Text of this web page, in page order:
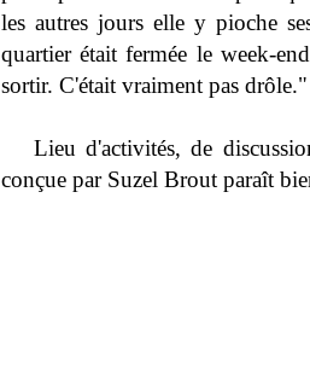
les autres jours elle y pioche
quartier était fermée le week-
sortir. C'était vraiment pas drôle."
Lieu d'activités, de
conçue par Suzel Brout paraît